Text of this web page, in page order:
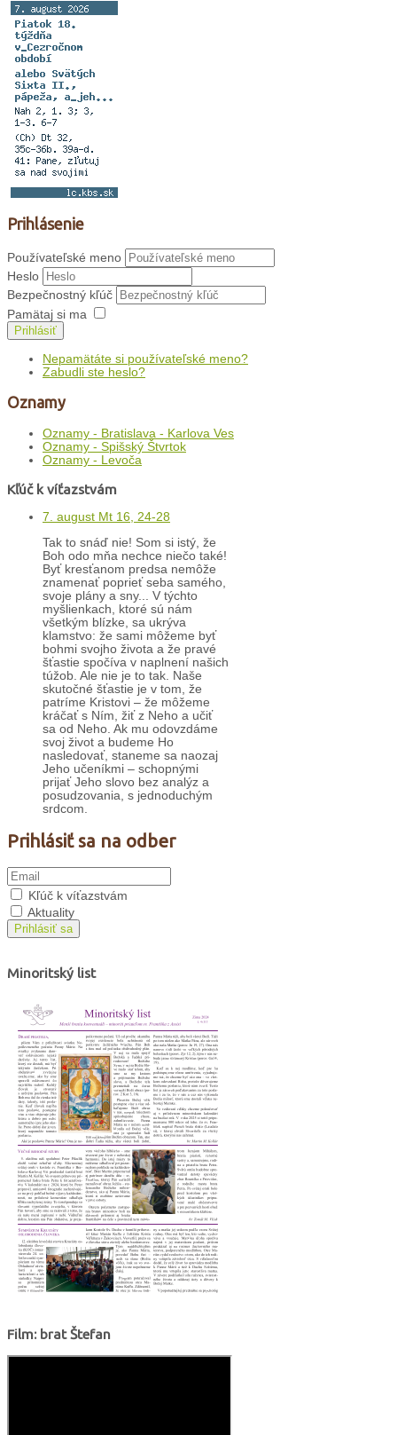
Prihlásenie
Používateľské meno
Heslo
Bezpečnostný kľúč
Pamätaj si ma
Prihlásiť
Nepamätáte si používateľské meno?
Zabudli ste heslo?
Oznamy
Oznamy - Bratislava - Karlova Ves
Oznamy - Spišský Štvrtok
Oznamy - Levoča
Kľúč k víťazstvám
7. august Mt 16, 24-28
Tak to snáď nie! Som si istý, že
Boh odo mňa nechce niečo také!
Byť kresťanom predsa nemôže
znamenať poprieť seba samého,
svoje plány a sny... V týchto
myšlienkach, ktoré sú nám
všetkým blízke, sa ukrýva
klamstvo: že sami môžeme byť
bohmi svojho života a že pravé
šťastie spočíva v naplnení našich
túžob. Ale nie je to tak. Naše
skutočné šťastie je v tom, že
patríme Kristovi – že môžeme
kráčať s Ním, žiť z Neho a učiť
sa od Neho. Ak mu odovzdáme
svoj život a budeme Ho
nasledovať, staneme sa naozaj
Jeho učeníkmi – schopnými
prijať Jeho slovo bez analýz a
posudzovania, s jednoduchým
srdcom.
Prihlásiť sa na odber
Kľúč k víťazstvám
Aktuality
Prihlásiť sa
Minoritský list
Film: brat Štefan